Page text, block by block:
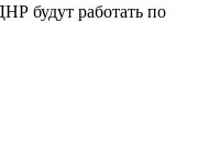
будут работать по